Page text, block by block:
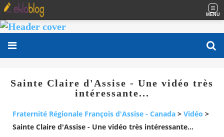
MENU
Sainte Claire d'Assise - Une vidéo très
intéressante...
Fraternité Régionale François d'Assise - Canada > Vidéo >
Sainte Claire d'Assise - Une vidéo très intéressante...